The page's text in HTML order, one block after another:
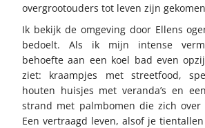
overgrootouders tot leven zijn
Ik bekijk de omgeving door Ellens
bedoelt. Als ik mijn intense
behoefte aan een koel bad even
ziet: kraampjes met streetfood,
houten huisjes met veranda’s en
strand met palmbomen die zich
Een vertraagd leven, alsof je